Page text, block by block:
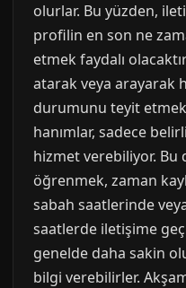
olurlar. Bu yüzden,
profilin en son ne
etmek faydalı
atarak veya arayarak
durumunu teyit etmek
hanımlar, sadece
hizmet verebiliyor. Bu
öğrenmek, zaman
sabah saatlerinde
saatlerde iletişime
genelde daha sakin
bilgi verebilirler.